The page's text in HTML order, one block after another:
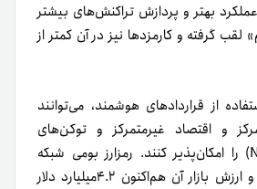
عملکرد بهتر و پردازش تراکنش‌های بیشتر
لقب گرفته و کارمزدها نیز در آن کمتر از
از قراردادهای هوشمند، می‌توانند
و اقتصاد غیرمتمرکز و توکن‌های
رمزارز بومی شبکه
سولانا SOL نام دارد و ارزش بازار آن هم‌اکنون ۴.۲میلیارد دلار